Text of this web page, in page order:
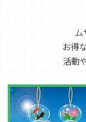
お得
活動